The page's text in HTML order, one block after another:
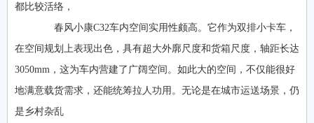
都比较活络，
春风小康C32车内空间实用性颇高。它作为双排小卡车，
在空间规划上表现出色，具有超大外廓尺度和货箱尺度，轴距长达
3050mm，这为车内营建了广阔空间。如此大的空间，不仅能很好
地满意载货需求，还能统筹拉人功用。无论是在城市运送场景，仍
是乡村杂乱